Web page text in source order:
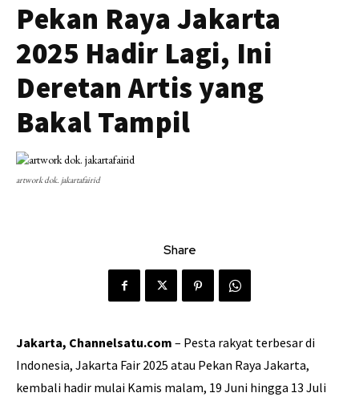
Pekan Raya Jakarta
2025 Hadir Lagi, Ini
Deretan Artis yang
Bakal Tampil
artwork dok. jakartafairid
Share
Jakarta, Channelsatu.com – Pesta rakyat terbesar di
Indonesia, Jakarta Fair 2025 atau Pekan Raya Jakarta,
kembali hadir mulai Kamis malam, 19 Juni hingga 13 Juli